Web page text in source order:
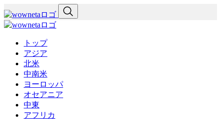
トップ
アジア
北米
中南米
ヨーロッパ
オセアニア
中東
アフリカ